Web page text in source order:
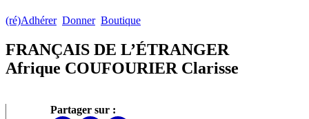
(ré)Adhérer Donner Boutique
FRANÇAIS DE L’ÉTRANGER
Afrique COUFOURIER Clarisse
Partager sur :